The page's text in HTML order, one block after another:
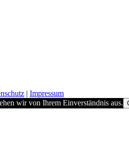
Impressum
wir von Ihrem Einverständnis aus.